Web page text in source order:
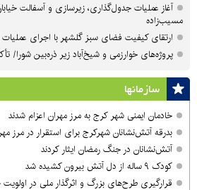
آغاز عملیات جدول‌گذاری، زیرسازی و آسفالت
مسیب‌زاده
ارتقای کیفیت فضای سبز گلشهر با اجرای
پروژه‌های خوارزمی و شیخ‌آباد زیر ذره‌بین شورا/
سازمان‎ها
خادمان ایمنی شهر کرج به مرز مهران اعزام شدند
بدرقه آتش‌نشانان شهرکرج برای استقرار در مرز
آتش‌نشانان در جنگ رمضان ایثار کردند
کودک ۹ ساله از دل آتش بیرون کشیده شد
قرارگیری طرح‌های بزرگ و اثرگذار ملی در